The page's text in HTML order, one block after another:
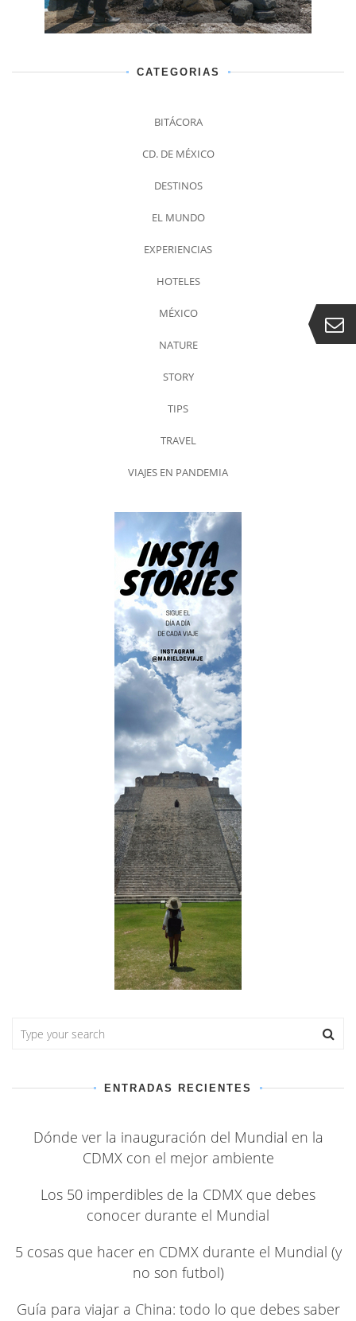
CATEGORIAS
BITÁCORA
CD. DE MÉXICO
DESTINOS
EL MUNDO
EXPERIENCIAS
HOTELES
MÉXICO
NATURE
STORY
TIPS
TRAVEL
VIAJES EN PANDEMIA
ENTRADAS RECIENTES
Dónde ver la inauguración del Mundial en la
CDMX con el mejor ambiente
Los 50 imperdibles de la CDMX que debes
conocer durante el Mundial
5 cosas que hacer en CDMX durante el Mundial (y
no son futbol)
Guía para viajar a China: todo lo que debes saber